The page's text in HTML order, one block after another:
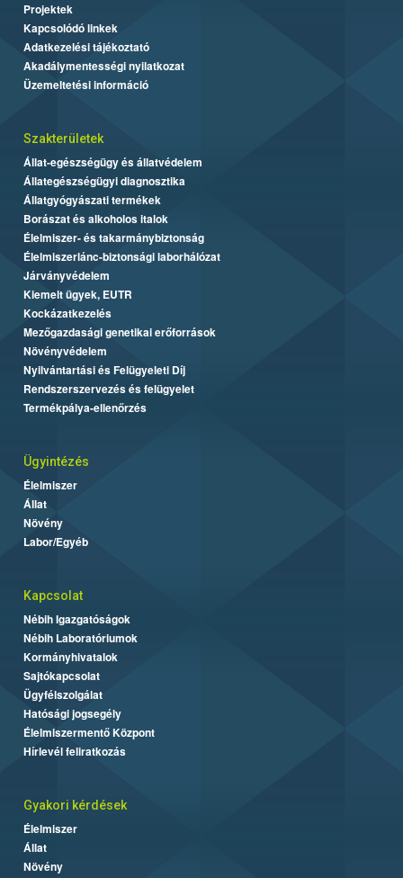
Projektek
Kapcsolódó linkek
Adatkezelési tájékoztató
Akadálymentességi nyilatkozat
Üzemeltetési információ
Szakterületek
Állat-egészségügy és állatvédelem
Állategészségügyi diagnosztika
Állatgyógyászati termékek
Borászat és alkoholos italok
Élelmiszer- és takarmánybiztonság
Élelmiszerlánc-biztonsági laborhálózat
Járványvédelem
Kiemelt ügyek, EUTR
Kockázatkezelés
Mezőgazdasági genetikai erőforrások
Növényvédelem
Nyilvántartási és Felügyeleti Díj
Rendszerszervezés és felügyelet
Termékpálya-ellenőrzés
Ügyintézés
Élelmiszer
Állat
Növény
Labor/Egyéb
Kapcsolat
Nébih Igazgatóságok
Nébih Laboratóriumok
Kormányhivatalok
Sajtókapcsolat
Ügyfélszolgálat
Hatósági jogsegély
Élelmiszermentő Központ
Hírlevél feliratkozás
Gyakori kérdések
Élelmiszer
Állat
Növény